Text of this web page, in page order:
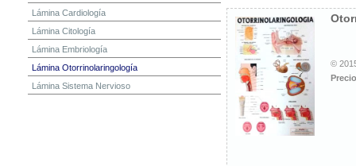
Lámina Cardiología
Lámina Citología
Lámina Embriología
Lámina Otorrinolaringología
Lámina Sistema Nervioso
©